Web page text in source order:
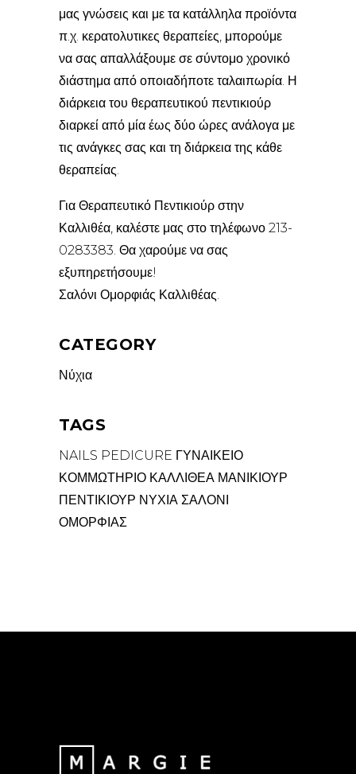
μας γνώσεις και με τα κατάλληλα προϊόντα
π.χ. κερατολυτικες θεραπείες, μπορούμε
να σας απαλλάξουμε σε σύντομο χρονικό
διάστημα από οποιαδήποτε ταλαιπωρία. Η
διάρκεια του θεραπευτικού πεντικιούρ
διαρκεί από μία έως δύο ώρες ανάλογα με
τις ανάγκες σας και τη διάρκεια της κάθε
θεραπείας.
Για Θεραπευτικό Πεντικιούρ στην
Καλλιθέα, καλέστε μας στο τηλέφωνο 213-
0283383. Θα χαρούμε να σας
εξυπηρετήσουμε!
Σαλόνι Ομορφιάς Καλλιθέας.
CATEGORY
Νύχια
TAGS
NAILS PEDICURE ΓΥΝΑΙΚΕΙΟ
ΚΟΜΜΩΤΗΡΙΟ ΚΑΛΛΙΘΕΑ ΜΑΝΙΚΙΟΥΡ
ΠΕΝΤΙΚΙΟΥΡ ΝΥΧΙΑ ΣΑΛΟΝΙ
ΟΜΟΡΦΙΑΣ